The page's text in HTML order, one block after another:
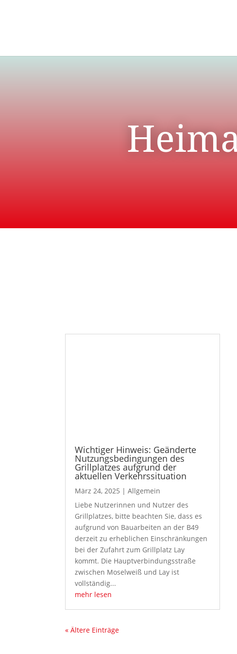
Wichtiger Hinweis: Geänderte
Nutzungsbedingungen des
Grillplatzes aufgrund der
aktuellen Verkehrssituation
März 24, 2025 |Allgemein
Liebe Nutzerinnen und Nutzer des
Grillplatzes, bitte beachten Sie, dass es
aufgrund von Bauarbeiten an der B49
derzeit zu erheblichen Einschränkungen
bei der Zufahrt zum Grillplatz Lay
kommt. Die Hauptverbindungsstraße
zwischen Moselweiß und Lay ist
vollständig...
mehr lesen
« Ältere Einträge